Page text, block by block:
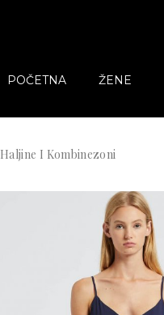
POČETNA ŽENE
Haljine I Kombinezoni